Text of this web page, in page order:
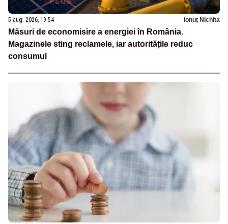
5 aug. 2026, 19:54 Ionuț Nichita
Măsuri de economisire a energiei în România.
Magazinele sting reclamele, iar autoritățile reduc
consumul